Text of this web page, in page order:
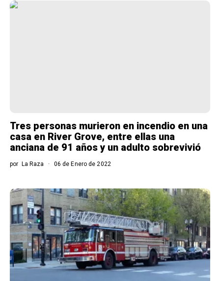
Tres personas murieron en incendio en una
casa en River Grove, entre ellas una
anciana de 91 años y un adulto sobrevivió
por La Raza 06 de Enero de 2022